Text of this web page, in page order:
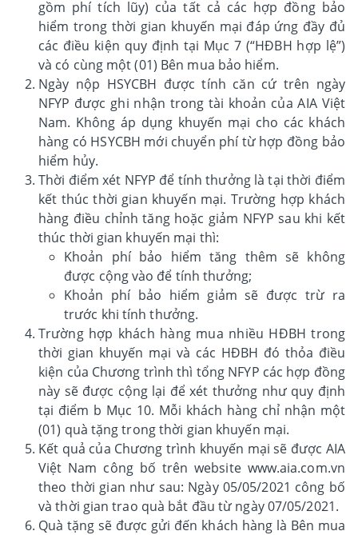
gồm phí tích lũy) của tất cả các hợp đồng bảo
hiểm trong thời gian khuyến mại đáp ứng đầy đủ
các điều kiện quy định tại Mục 7 (“HĐBH hợp lệ”)
và có cùng một (01) Bên mua bảo hiểm.
Ngày nộp HSYCBH được tính căn cứ trên ngày
NFYP được ghi nhận trong tài khoản của AIA Việt
Nam. Không áp dụng khuyến mại cho các khách
hàng có HSYCBH mới chuyển phí từ hợp đồng bảo
hiểm hủy.
Thời điểm xét NFYP để tính thưởng là tại thời điểm
kết thúc thời gian khuyến mại. Trường hợp khách
hàng điều chỉnh tăng hoặc giảm NFYP sau khi kết
thúc thời gian khuyến mại thì:
Khoản phí bảo hiểm tăng thêm sẽ không
được cộng vào để tính thưởng;
Khoản phí bảo hiểm giảm sẽ được trừ ra
trước khi tính thưởng.
Trường hợp khách hàng mua nhiều HĐBH trong
thời gian khuyến mại và các HĐBH đó thỏa điều
kiện của Chương trình thì tổng NFYP các hợp đồng
này sẽ được cộng lại để xét thưởng như quy định
tại điểm b Mục 10. Mỗi khách hàng chỉ nhận một
(01) quà tặng trong thời gian khuyến mại.
Kết quả của Chương trình khuyến mại sẽ được AIA
Việt Nam công bố trên website www.aia.com.vn
theo thời gian như sau: Ngày 05/05/2021 công bố
và thời gian trao quà bắt đầu từ ngày 07/05/2021.
Quà tặng sẽ được gửi đến khách hàng là Bên mua